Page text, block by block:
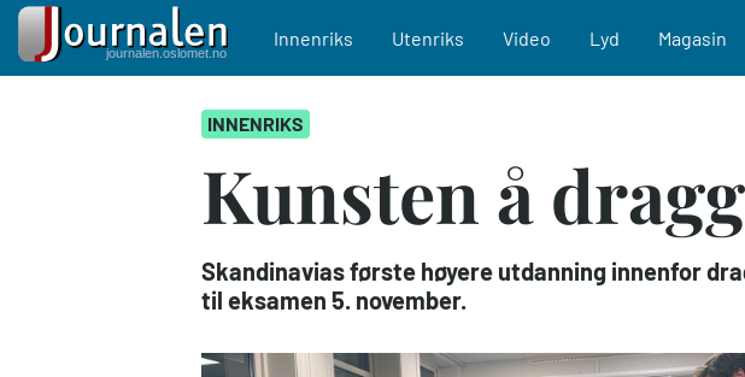
Main navigation
Innenriks Utenriks Video Lyd Magasin
INNENRIKS
Kunsten å
Skandinavias første høyere utdanning innenfor
til eksamen 5. november.